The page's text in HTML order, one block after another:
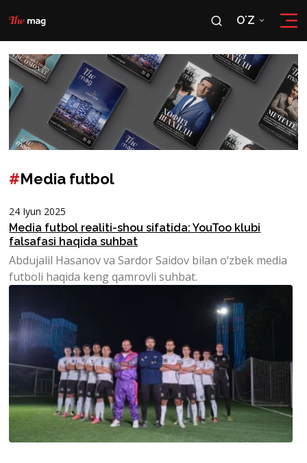
OʻZ
RU
OʻZ
#Media futbol
24 Iyun 2025
Media futbol realiti-shou sifatida: YouToo klubi
falsafasi haqida suhbat
Abdujalil Hasanov va Sardor Saidov bilan o‘zbek media
futboli haqida keng qamrovli suhbat.